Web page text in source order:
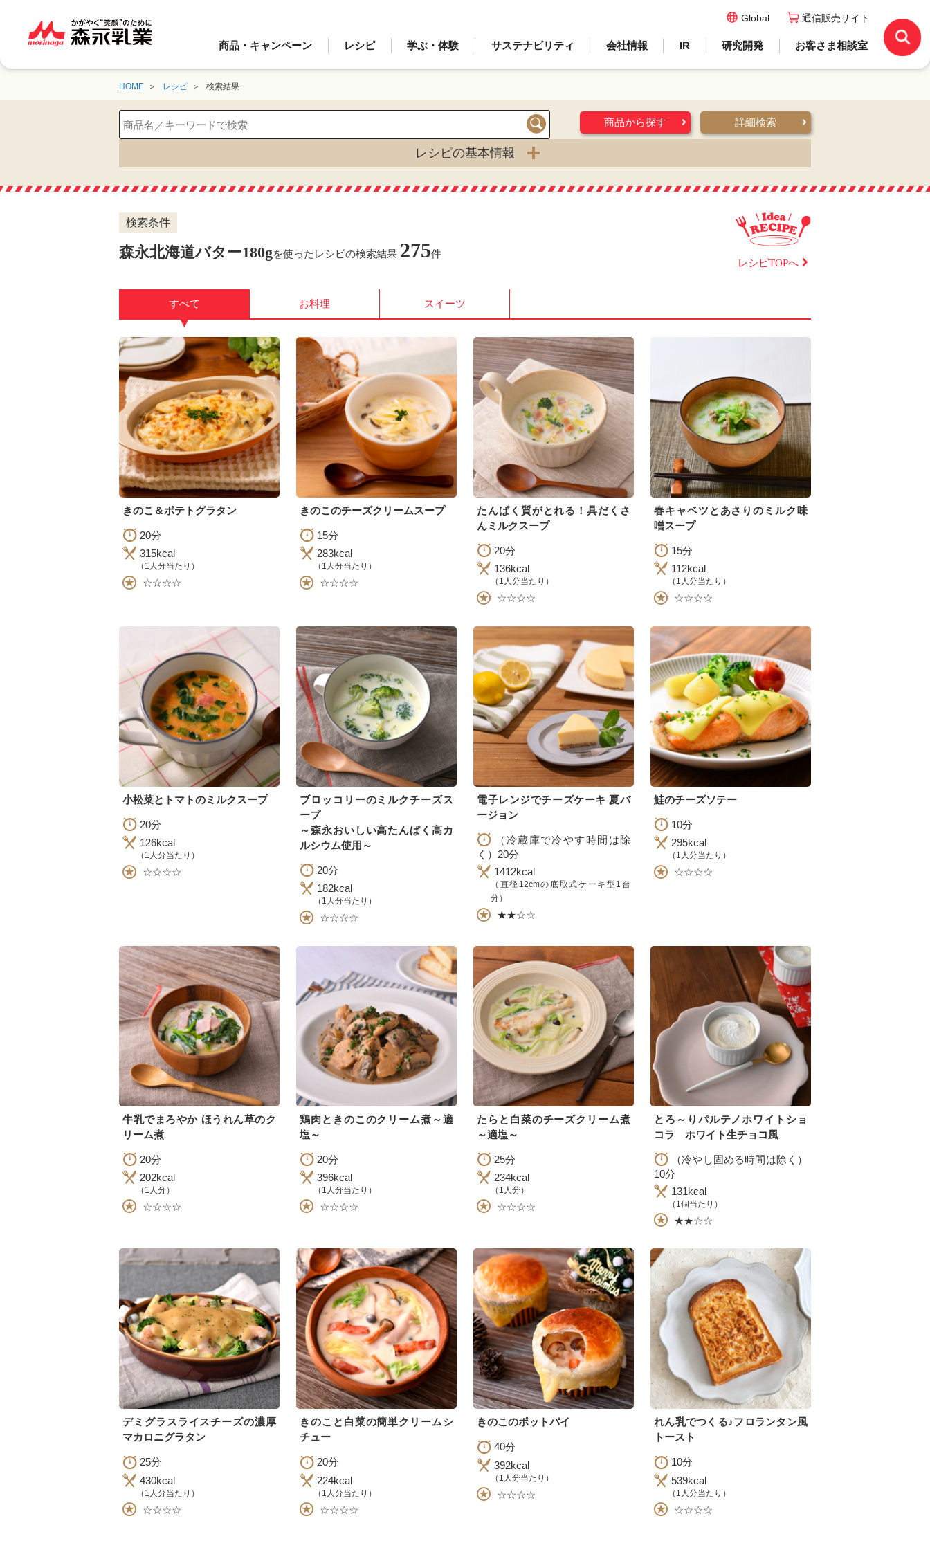
商品・キャンペーン レシピ 学ぶ・体験 サステナビリティ 会社情報 IR 研究開発 お客さま相談室
Global 通信販売サイト
HOME レシピ 検索結果
検索
商品から探す 詳細検索
レシピの基本情報
検索条件
森永北海道バター180gを使ったレシピの検索結果 275件
レシピTOPへ
すべて
▼
お料理 スイーツ
きのこ＆ポテトグラタン
20分
315kcal
（1人分当たり）
☆☆☆☆
きのこのチーズクリームスープ
15分
283kcal
（1人分当たり）
☆☆☆☆
たんぱく質がとれる！具だくさ
んミルクスープ
20分
136kcal
（1人分当たり）
☆☆☆☆
春キャベツとあさりのミルク味
噌スープ
15分
112kcal
（1人分当たり）
☆☆☆☆
小松菜とトマトのミルクスープ
20分
126kcal
（1人分当たり）
☆☆☆☆
ブロッコリーのミルクチーズス
ープ
～森永おいしい高たんぱく高カ
ルシウム使用～
20分
182kcal
（1人分当たり）
☆☆☆☆
電子レンジでチーズケーキ 夏バ
ージョン
（冷蔵庫で冷やす時間は除
く）20分
1412kcal
（直径12cmの底取式ケーキ型1台
分）
★★☆☆
鮭のチーズソテー
10分
295kcal
（1人分当たり）
☆☆☆☆
牛乳でまろやか ほうれん草のク
リーム煮
20分
202kcal
（1人分）
☆☆☆☆
鶏肉ときのこのクリーム煮～適
塩～
20分
396kcal
（1人分当たり）
☆☆☆☆
たらと白菜のチーズクリーム煮
～適塩～
25分
234kcal
（1人分）
☆☆☆☆
とろ～りパルテノホワイトショ
コラ ホワイト生チョコ風
（冷やし固める時間は除く）
10分
131kcal
（1個当たり）
★★☆☆
デミグラスライスチーズの濃厚
マカロニグラタン
25分
430kcal
（1人分当たり）
☆☆☆☆
きのこと白菜の簡単クリームシ
チュー
20分
224kcal
（1人分当たり）
☆☆☆☆
きのこのポットパイ
40分
392kcal
（1人分当たり）
☆☆☆☆
れん乳でつくる♪フロランタン風
トースト
10分
539kcal
（1人分当たり）
☆☆☆☆